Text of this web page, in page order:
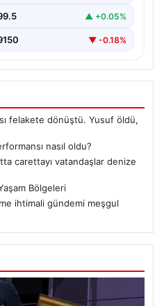
▲ +0.05%
▼ -0.18%
felakete dönüştü. Yusuf öldü,
nasıl oldu?
carettayı vatandaşlar denize
Bölgeleri
ihtimali gündemi meşgul